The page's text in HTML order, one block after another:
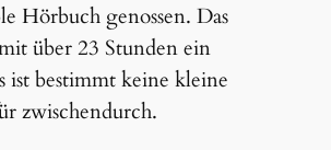
Hörbuch genossen. Das
über 23 Stunden ein
ist bestimmt keine kleine
zwischendurch.